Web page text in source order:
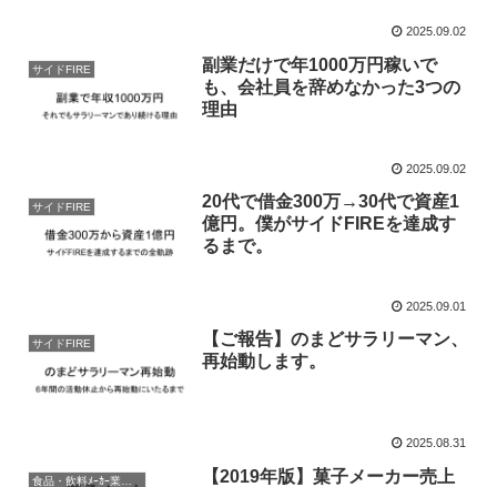
2025.09.02
サイドFIRE
副業だけで年1000万円稼いで
も、会社員を辞めなかった3つの
理由
2025.09.02
サイドFIRE
20代で借金300万→30代で資産1
億円。僕がサイドFIREを達成す
るまで。
2025.09.01
サイドFIRE
【ご報告】のまどサラリーマン、
再始動します。
2025.08.31
【2019年版】菓子メーカー売上